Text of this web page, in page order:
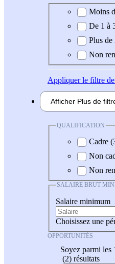
ExpérienceMoins
De 1 à
Plus de
Non
Appliquerle filtre de
Afficher Plus de
QUALIFICATION
Cadre
Non
Non
SALAIRE BRUT
Salaire minimum
Choisissez une
OPPORTUNITÉS
Soyez parmi les
(2) résultats